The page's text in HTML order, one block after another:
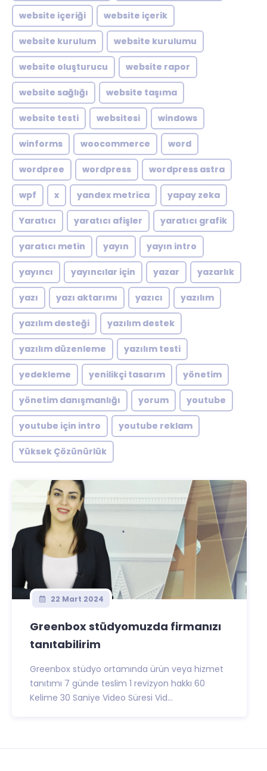
website içeriği website içerik
website kurulum website kurulumu
website oluşturucu website rapor
website sağlığı website taşıma
website testi websitesi windows
winforms woocommerce word
wordpree wordpress wordpress astra
wpf x yandex metrica yapay zeka
Yaratıcı yaratıcı afişler yaratıcı grafik
yaratıcı metin yayın yayın intro
yayıncı yayıncılar için yazar yazarlık
yazı yazı aktarımı yazıcı yazılım
yazılım desteği yazılım destek
yazılım düzenleme yazılım testi
yedekleme yenilikçi tasarım yönetim
yönetim danışmanlığı yorum youtube
youtube için intro youtube reklam
Yüksek Çözünürlük
22 Mart 2024
Greenbox stüdyomuzda firmanızı
tanıtabilirim
Greenbox stüdyo ortamında ürün veya hizmet
tanıtımı 7 günde teslim 1 revizyon hakkı 60
Kelime 30 Saniye Video Süresi Vid...